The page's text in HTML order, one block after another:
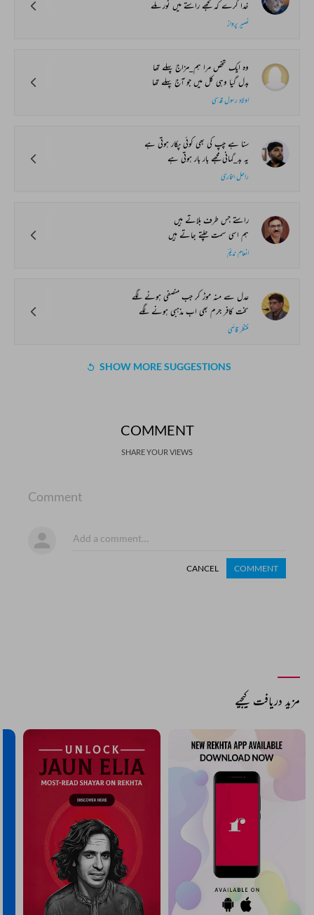
خدا کرے کہ تجھے راستے میں نور ملے
نصیر پرواز
وہ ایک شخص مرا ہم_مزاج پہلے تھا
بدل گیا وہی کل میں جو آج پہلے تھا
اولاد رسول قدسی
سنا ہے چپ کی بھی کوئی پکار ہوتی ہے
یہ بد_گمانی مجھے بار بار ہوتی ہے
راحل بخاری
راستے جس طرف بلاتے ہیں
ہم اسی سمت چلتے جاتے ہیں
انعام ندیمؔ
عدل سے منہ موڑ کر جب منصفی ہونے لگے
سخت کافر جرم بھی اب مذہبی ہونے لگے
منتظر قائمی
SHOW MORE SUGGESTIONS
COMMENT
SHARE YOUR VIEWS
Comment
CANCEL COMMENT
مزید دریافت کیجیے